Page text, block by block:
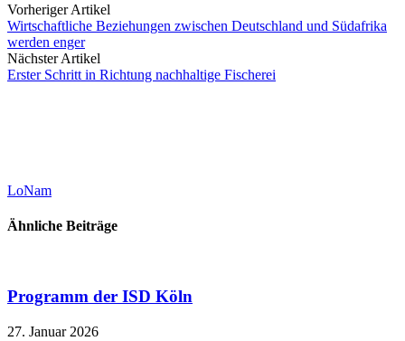
Vorheriger Artikel
Wirtschaftliche Beziehungen zwischen Deutschland und Südafrika
werden enger
Nächster Artikel
Erster Schritt in Richtung nachhaltige Fischerei
LoNam
Ähnliche Beiträge
Programm der ISD Köln
27. Januar 2026